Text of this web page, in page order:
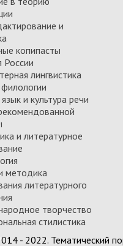
и
копипасты
России
лингвистика
и культура речи
и литературное
методика
литературного
творчество
стилистика
- 2022. Тематический